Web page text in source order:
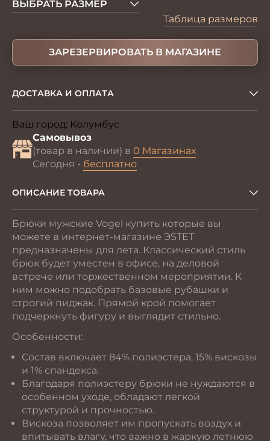
ВЫБРАТЬ РАЗМЕР
Таблица размеров
ЗАРЕЗЕРВИРОВАТЬ В МАГАЗИНЕ
ДОСТАВКА И ОПЛАТА
Ваш город: Колумбус
Самовывоз
(товар в наличии) в 0 Магазинах
Сегодня - бесплатно
ОПИСАНИЕ ТОВАРА
Брюки мужские Vogel купить которые вы
можете в интернет-магазине ЭSТЕТ
предназначены для лета. Классический стиль
брюк будет уместен в офисе, на деловой
встрече или торжественном мероприятии. К
ним можно подобрать базовые рубашки и
строгий пиджак. Прямой крой помогает
подчеркнуть фигуру и выглядит стильно.
Особенности:
Состав включает 84% полиэстера, 15% вискозы
и 1% спандекса.
Благодаря полиэстеру брюки не нуждаются в
особенном уходе, обладают легкой
структурой и прочностью.
Вискоза позволяет им пропускать воздух и
впитывать влагу, что важно в жаркую летнюю